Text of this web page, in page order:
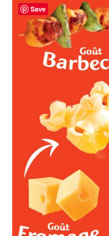
Save